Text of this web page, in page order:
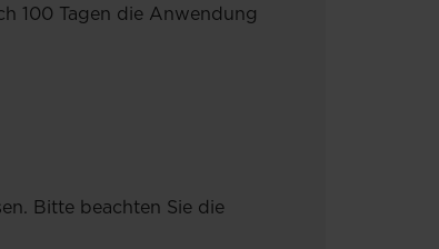
100 Tagen die Anwendung
Bitte beachten Sie die